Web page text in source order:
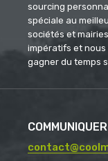
sourcing
spéciale au
sociétés et
impératifs et nous
gagner du temps